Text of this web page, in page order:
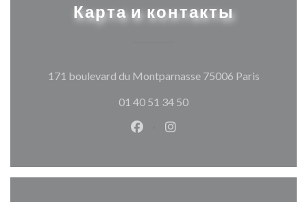
Карта и контакты
171 boulevard du Montparnasse 75006 Paris
01 40 51 34 50
Facebook ((открывается в
Instagram